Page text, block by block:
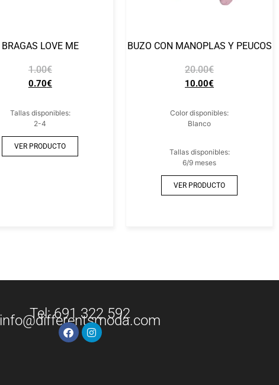
BRAGAS LOVE ME
1.00€
0.70€
Tallas disponibles:
2-4
VER PRODUCTO
BUZO CON MANOPLAS Y PEUCOS
20.00€
10.00€
Color disponibles:
Blanco
Tallas disponibles:
6/9 meses
VER PRODUCTO
Tel: 691 322 592
info@differentsmoda.com